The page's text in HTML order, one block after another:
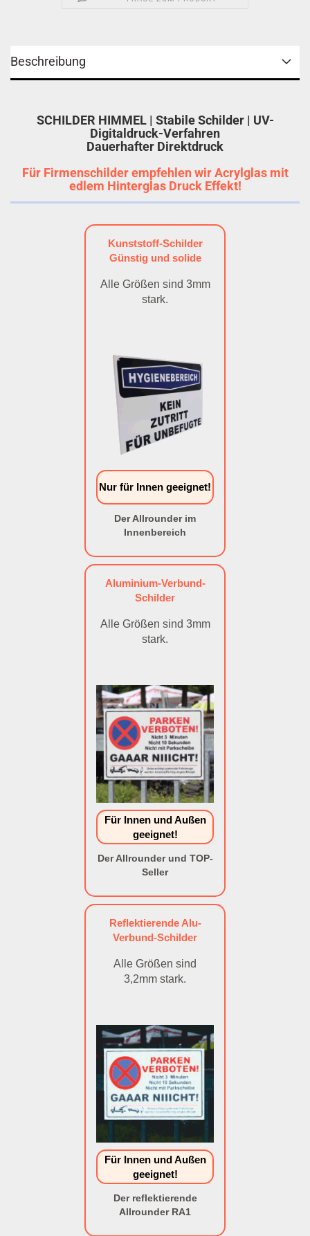
Beschreibung
SCHILDER HIMMEL | Stabile Schilder | UV-
Digitaldruck-Verfahren
Dauerhafter Direktdruck
Für Firmenschilder empfehlen wir Acrylglas mit
edlem Hinterglas Druck Effekt!
Kunststoff-Schilder
Günstig und solide
Alle Größen sind 3mm
stark.
Nur für Innen geeignet!
Der Allrounder im
Innenbereich
Aluminium-Verbund-
Schilder
Alle Größen sind 3mm
stark.
Für Innen und Außen
geeignet!
Der Allrounder und TOP-
Seller
Reflektierende Alu-
Verbund-Schilder
Alle Größen sind
3,2mm stark.
Für Innen und Außen
geeignet!
Der reflektierende
Allrounder RA1